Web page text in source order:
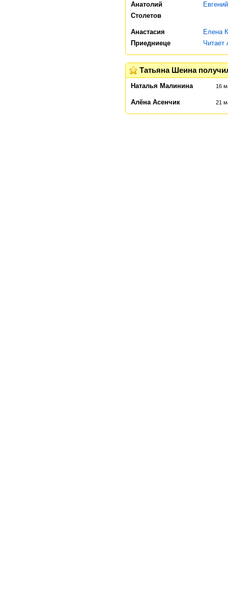
Анатолий
Столетов
Анастасия
Приедниеце
Елена
Читает
Татьяна Шеина
Наталья Малинина 16
Алёна Асенчик 21